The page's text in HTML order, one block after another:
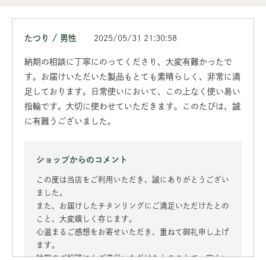
たつり / 男性 2025/05/31 21:30:58
納期の相談に丁寧にのってくださり、大変有難かったで
す。お届けいただいた製品もとても素晴らしく、非常に満
足しております。日常使いにおいて、この上なく使い易い
指輪です。大切に使わせていただきます。このたびは、誠
に有難うございました。
ショップからのコメント
この度は当店をご利用いただき、誠にありがとうござい
ました。
また、お届けしたチタンリングにご満足いただけたとの
こと、大変嬉しく存じます。
心温まるご感想をお寄せいただき、重ねて御礼申し上げ
ます。
納期のご相談にもご満足いただけたとのことで、安心い